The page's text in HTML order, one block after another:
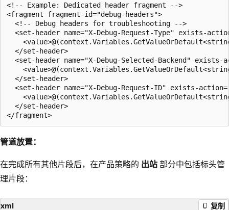
<!-- Example: Dedicated header fragment -->
<fragment fragment-id="debug-headers">
  <!-- Debug headers for troubleshooting -->
<set-header name="X-Debug-Request-Type" exists-
  </set-header>
<set-header name="X-Debug-Selected-Backend" exists-
  </set-header>
<set-header name="X-Debug-Request-ID" exists-
  </set-header>
管道放置：
在完成所有其他片段后，在产品策略的 出站部分中包括标头管
理片段：
xml 复制